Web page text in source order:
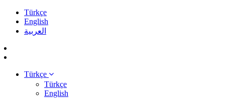
Türkçe
English
العربية
Türkçe
Türkçe
English